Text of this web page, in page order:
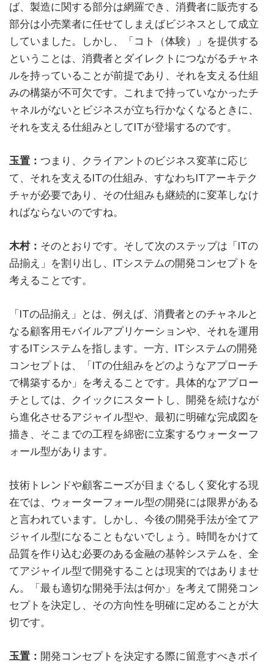
ば、製造に関する部分は網羅でき、消費者に販売する
部分は小売業者に任せてしまえばビジネスとして成立
していました。しかし、「コト（体験）」を提供する
ということは、消費者とダイレクトにつながるチャネ
ルを持っていることが前提であり、それを支える仕組
みの構築が不可欠です。これまで持っていなかったチ
ャネルがないとビジネスが立ち行かなくなるときに、
それを支える仕組みとしてITが登場するのです。
玉置： つまり、クライアントのビジネス変革に応じ
て、それを支えるITの仕組み、すなわちITアーキテク
チャが必要であり、その仕組みも継続的に変革しなけ
ればならないのですね。
木村： そのとおりです。そして次のステップは「ITの
品揃え」を割り出し、ITシステムの開発コンセプトを
考えることです。
「ITの品揃え」とは、例えば、消費者とのチャネルと
なる顧客用モバイルアプリケーションや、それを運用
するITシステムを指します。一方、ITシステムの開発
コンセプトは、「ITの仕組みをどのようなアプローチ
で構築するか」を考えることです。具体的なアプロー
チとしては、クイックにスタートし、開発を続けなが
ら進化させるアジャイル型や、最初に明確な完成図を
描き、そこまでの工程を綿密に立案するウォーターフ
ォール型があります。
技術トレンドや顧客ニーズが目まぐるしく変化する現
在では、ウォーターフォール型の開発には限界がある
と言われています。しかし、今後の開発手法が全てア
ジャイル型になることもないでしょう。時間をかけて
品質を作り込む必要のある金融の基幹システムを、全
てアジャイル型で開発することは現実的ではありませ
ん。「最も適切な開発手法は何か」を考えて開発コン
セプトを決定し、その方向性を明確に定めることが大
切です。
玉置： 開発コンセプトを決定する際に留意すべきポイ